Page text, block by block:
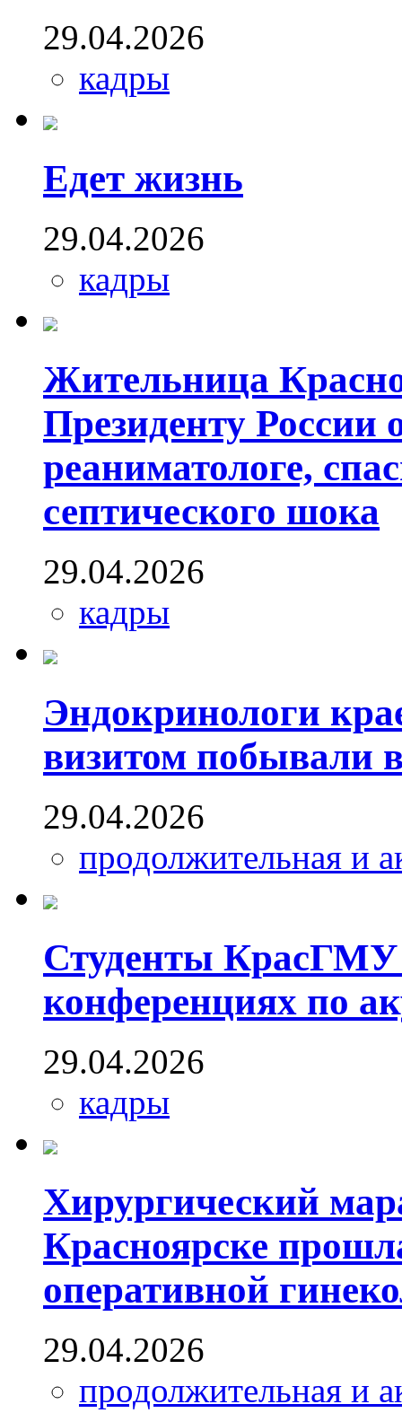
29.04.2026
кадры
Едет жизнь
29.04.2026
кадры
Жительница
Президенту России
реаниматологе,
септического шока
29.04.2026
кадры
Эндокринологи
визитом побывали
29.04.2026
продолжительная и
Студенты КрасГМУ
конференциях по
29.04.2026
кадры
Хирургический
Красноярске
оперативной
29.04.2026
продолжительная и